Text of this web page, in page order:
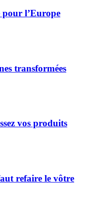
l’Europe
transformées
vos produits
refaire le vôtre